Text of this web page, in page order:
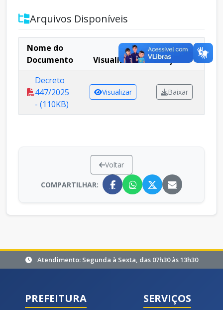
Arquivos Disponíveis
Nome do
Documento
Visualizar
Ações
Decreto
447/2025
- (110KB)
Visualizar Baixar
Voltar
COMPARTILHAR:
Atendimento: Segunda à Sexta, das 07h30 às 13h30
PREFEITURA SERVIÇOS